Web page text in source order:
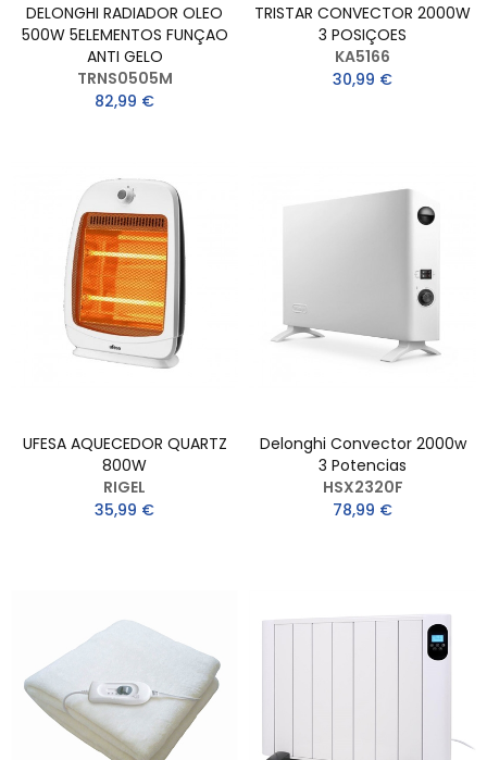
DELONGHI RADIADOR OLEO
500W 5ELEMENTOS FUNÇAO
ANTI GELO
TRNS0505M
82,99 €
TRISTAR CONVECTOR 2000W
3 POSIÇOES
KA5166
30,99 €
UFESA AQUECEDOR QUARTZ
800W
RIGEL
35,99 €
Delonghi Convector 2000w
3 Potencias
HSX2320F
78,99 €